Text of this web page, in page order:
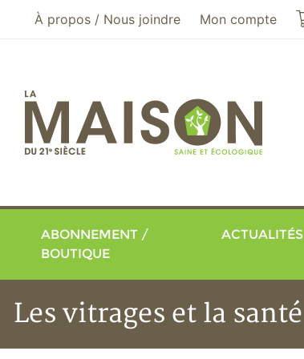
Aller au menu principal
Aller au contenu principal
À propos / Nous joindre Mon compte
ABONNEMENT /
BOUTIQUE
ACTUALITÉS
Les vitrages et la santé